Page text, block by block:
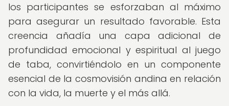
los participantes se esforzaban al máximo
para asegurar un resultado favorable. Esta
creencia añadía una capa adicional de
profundidad emocional y espiritual al juego
de taba, convirtiéndolo en un componente
esencial de la cosmovisión andina en relación
con la vida, la muerte y el más allá.